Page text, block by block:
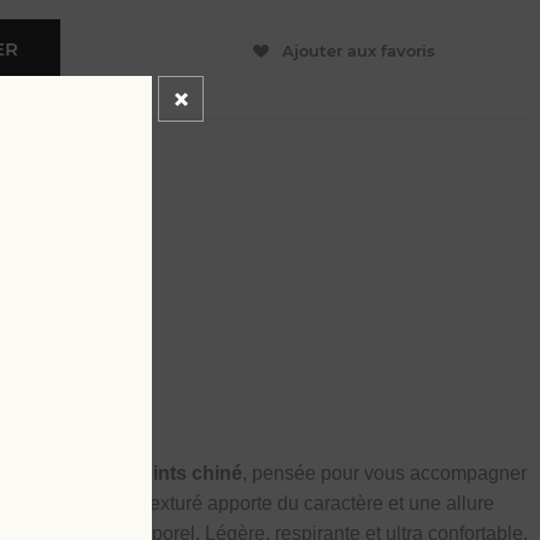
Ajouter aux favoris
l’été
tissu fils teints chiné, pensée pour vous accompagner
subtilement texturé apporte du caractère et une allure
et intemporel. Légère, respirante et ultra confortable,